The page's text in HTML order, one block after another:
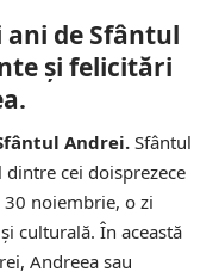
de Sfântul
și felicitări
Andrei. Sfântul
cei doisprezece
noiembrie, o zi
culturală. În această
Andreea sau